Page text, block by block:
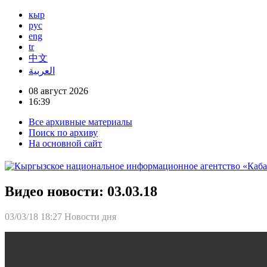
кыр
рус
eng
tr
中文
العربية
08 август 2026
16:39
Все архивные материалы
Поиск по архиву
На основной сайт
Видео новости: 03.03.18
03/03/18 18:27 Новости дня